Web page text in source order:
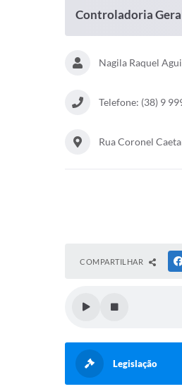
Controladoria
Nagila Raquel
Telefone: (38) 9
Rua Coronel
COMPARTILHAR
Legislação